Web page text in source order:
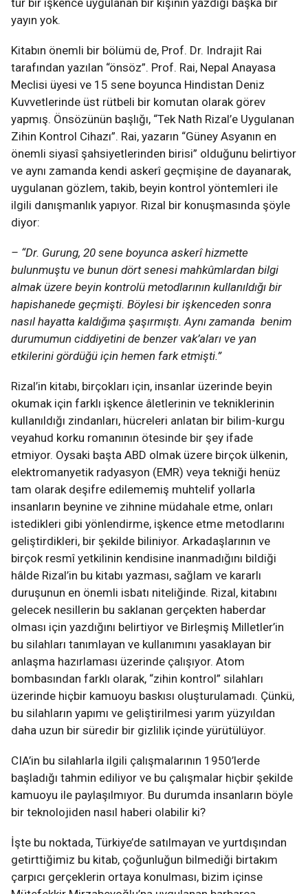
tür bir işkence uygulanan bir kişinin yazdığı başka bir
yayın yok.
Kitabın önemli bir bölümü de, Prof. Dr. Indrajit Rai
tarafından yazılan “önsöz”. Prof. Rai, Nepal Anayasa
Meclisi üyesi ve 15 sene boyunca Hindistan Deniz
Kuvvetlerinde üst rütbeli bir komutan olarak görev
yapmış. Önsözünün başlığı, “Tek Nath Rizal’e Uygulanan
Zihin Kontrol Cihazı”. Rai, yazarın “Güney Asyanın en
önemli siyasî şahsiyetlerinden birisi” olduğunu belirtiyor
ve aynı zamanda kendi askerî geçmişine de dayanarak,
uygulanan gözlem, takib, beyin kontrol yöntemleri ile
ilgili danışmanlık yapıyor. Rizal bir konuşmasında şöyle
diyor:
– “Dr. Gurung, 20 sene boyunca askerî hizmette
bulunmuştu ve bunun dört senesi mahkûmlardan bilgi
almak üzere beyin kontrolü metodlarının kullanıldığı bir
hapishanede geçmişti. Böylesi bir işkenceden sonra
nasıl hayatta kaldığıma şaşırmıştı. Aynı zamanda benim
durumumun ciddiyetini de benzer vak’aları ve yan
etkilerini gördüğü için hemen fark etmişti.”
Rizal’in kitabı, birçokları için, insanlar üzerinde beyin
okumak için farklı işkence âletlerinin ve tekniklerinin
kullanıldığı zindanları, hücreleri anlatan bir bilim-kurgu
veyahud korku romanının ötesinde bir şey ifade
etmiyor. Oysaki başta ABD olmak üzere birçok ülkenin,
elektromanyetik radyasyon (EMR) veya tekniği henüz
tam olarak deşifre edilememiş muhtelif yollarla
insanların beynine ve zihnine müdahale etme, onları
istedikleri gibi yönlendirme, işkence etme metodlarını
geliştirdikleri, bir şekilde biliniyor. Arkadaşlarının ve
birçok resmî yetkilinin kendisine inanmadığını bildiği
hâlde Rizal’in bu kitabı yazması, sağlam ve kararlı
duruşunun en önemli isbatı niteliğinde. Rizal, kitabını
gelecek nesillerin bu saklanan gerçekten haberdar
olması için yazdığını belirtiyor ve Birleşmiş Milletler’in
bu silahları tanımlayan ve kullanımını yasaklayan bir
anlaşma hazırlaması üzerinde çalışıyor. Atom
bombasından farklı olarak, “zihin kontrol” silahları
üzerinde hiçbir kamuoyu baskısı oluşturulamadı. Çünkü,
bu silahların yapımı ve geliştirilmesi yarım yüzyıldan
daha uzun bir süredir bir gizlilik içinde yürütülüyor.
CIA’in bu silahlarla ilgili çalışmalarının 1950’lerde
başladığı tahmin ediliyor ve bu çalışmalar hiçbir şekilde
kamuoyu ile paylaşılmıyor. Bu durumda insanların böyle
bir teknolojiden nasıl haberi olabilir ki?
İşte bu noktada, Türkiye’de satılmayan ve yurtdışından
getirttiğimiz bu kitab, çoğunluğun bilmediği birtakım
çarpıcı gerçeklerin ortaya konulması, bizim içinse